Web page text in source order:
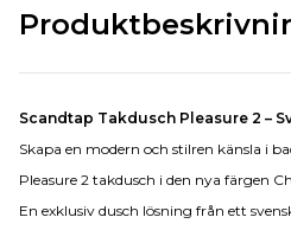
Scandtap Takdusch Pleasure 2 –
Skapa en modern och stilren känsla i
Pleasure 2 takdusch i den nya färgen
En exklusiv dusch lösning från ett